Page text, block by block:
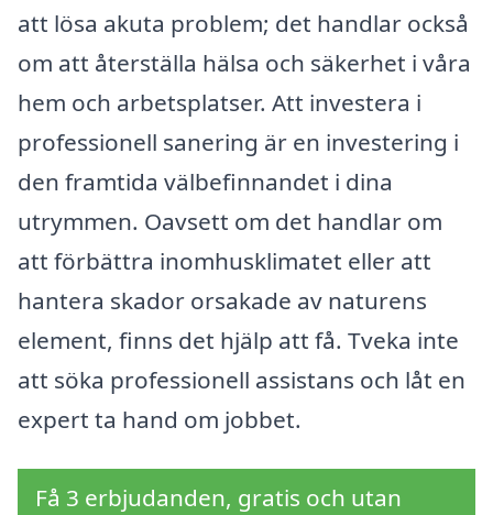
att lösa akuta problem; det handlar också
om att återställa hälsa och säkerhet i våra
hem och arbetsplatser. Att investera i
professionell sanering är en investering i
den framtida välbefinnandet i dina
utrymmen. Oavsett om det handlar om
att förbättra inomhusklimatet eller att
hantera skador orsakade av naturens
element, finns det hjälp att få. Tveka inte
att söka professionell assistans och låt en
expert ta hand om jobbet.
Få 3 erbjudanden, gratis och utan